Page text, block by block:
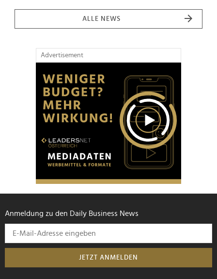
ALLE NEWS
Advertisement
Anmeldung zu den Daily Business News
JETZT ANMELDEN